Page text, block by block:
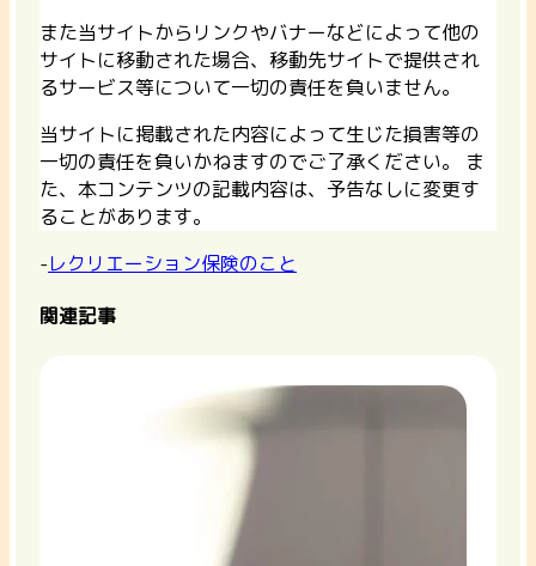
また当サイトからリンクやバナーなどによって他の
サイトに移動された場合、移動先サイトで提供され
るサービス等について一切の責任を負いません。
当サイトに掲載された内容によって生じた損害等の
一切の責任を負いかねますのでご了承ください。 ま
た、本コンテンツの記載内容は、予告なしに変更す
ることがあります。
-レクリエーション保険のこと
関連記事